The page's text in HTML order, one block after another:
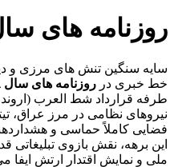
روزنامه های سال
سایه سنگین تنش های مرزی و
خط خبری در روزنامه های سال ۱۳۴۸
طرفه قرارداد شط العرب
نیروهای نظامی در مرز عراق،
فضایی کاملاً حماسی و
این برهه، نقش بازوی تبلیغاتی
ملی و نمایش اقتدار ارتش ایفا